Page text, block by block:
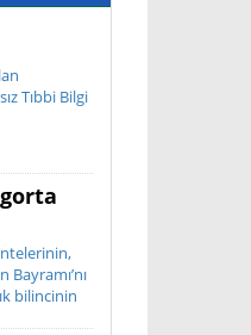
Tıbbi Bilgi
Bayramı’nı
bilincinin